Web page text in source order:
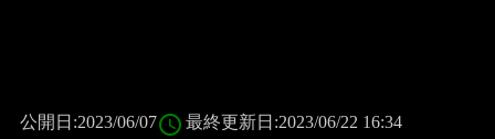
公開日:2023/06/07access_time 最終更新日:2023/06/22 16:34